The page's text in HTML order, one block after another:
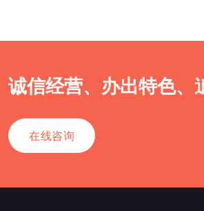
诚信经营、办出特色、
在线咨询